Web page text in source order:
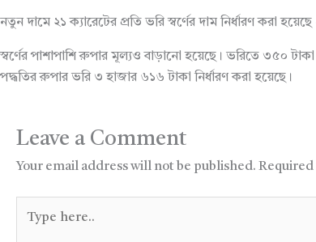
নতুন দামে ২১ ক্যারেটের প্রতি ভরি স্বর্ণের দাম নির্ধারণ করা
স্বর্ণের পাশাপাশি রুপার মূল্যও বাড়ানো হয়েছে। ভরিতে ৩৫০
পদ্ধতির রুপার ভরি ৩ হাজার ৬১৬ টাকা নির্ধারণ করা হয়েছে।
Leave a Comment
Your email address will not be published.
here..